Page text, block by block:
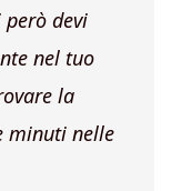
devi
nel tuo
la
minuti nelle